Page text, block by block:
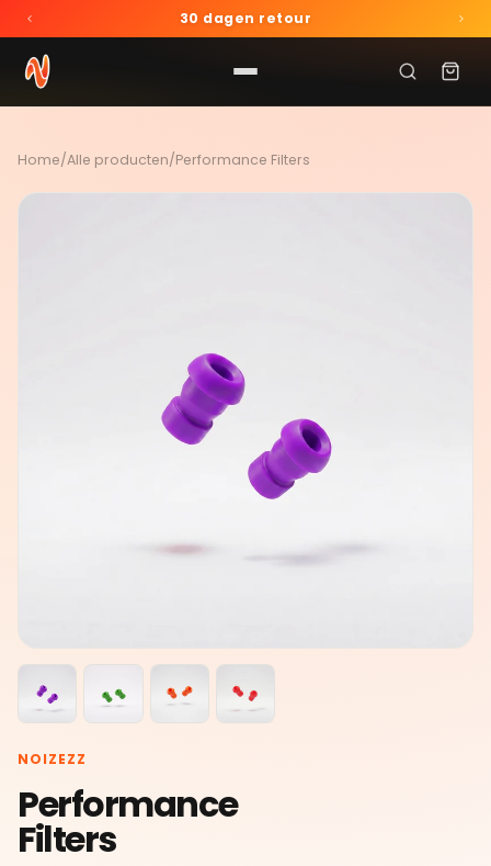
30 dagen retour
Gratis mysterybeanz vanaf €85
ZOEKEN
Home/Alle producten/Performance Filters
NOIZEZZ
Performance
Filters